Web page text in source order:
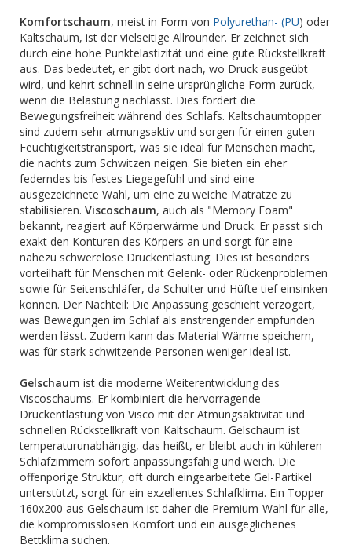
Komfortschaum, meist in Form von Polyurethan- (PU) oder
Kaltschaum, ist der vielseitige Allrounder. Er zeichnet sich
durch eine hohe Punktelastizität und eine gute Rückstellkraft
aus. Das bedeutet, er gibt dort nach, wo Druck ausgeübt
wird, und kehrt schnell in seine ursprüngliche Form zurück,
wenn die Belastung nachlässt. Dies fördert die
Bewegungsfreiheit während des Schlafs. Kaltschaumtopper
sind zudem sehr atmungsaktiv und sorgen für einen guten
Feuchtigkeitstransport, was sie ideal für Menschen macht,
die nachts zum Schwitzen neigen. Sie bieten ein eher
federndes bis festes Liegegefühl und sind eine
ausgezeichnete Wahl, um eine zu weiche Matratze zu
stabilisieren. Viscoschaum, auch als "Memory Foam"
bekannt, reagiert auf Körperwärme und Druck. Er passt sich
exakt den Konturen des Körpers an und sorgt für eine
nahezu schwerelose Druckentlastung. Dies ist besonders
vorteilhaft für Menschen mit Gelenk- oder Rückenproblemen
sowie für Seitenschläfer, da Schulter und Hüfte tief einsinken
können. Der Nachteil: Die Anpassung geschieht verzögert,
was Bewegungen im Schlaf als anstrengender empfunden
werden lässt. Zudem kann das Material Wärme speichern,
was für stark schwitzende Personen weniger ideal ist.
Gelschaum ist die moderne Weiterentwicklung des
Viscoschaums. Er kombiniert die hervorragende
Druckentlastung von Visco mit der Atmungsaktivität und
schnellen Rückstellkraft von Kaltschaum. Gelschaum ist
temperaturunabhängig, das heißt, er bleibt auch in kühleren
Schlafzimmern sofort anpassungsfähig und weich. Die
offenporige Struktur, oft durch eingearbeitete Gel-Partikel
unterstützt, sorgt für ein exzellentes Schlafklima. Ein Topper
160x200 aus Gelschaum ist daher die Premium-Wahl für alle,
die kompromisslosen Komfort und ein ausgeglichenes
Bettklima suchen.